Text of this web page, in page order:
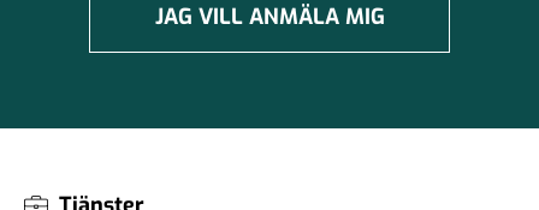
JAG VILL ANMÄLA MIG